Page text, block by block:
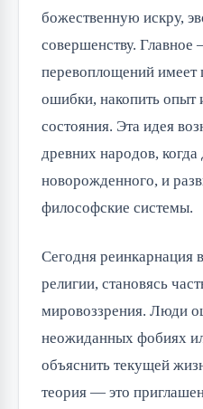
божественную искру,
совершенству. Главное
перевоплощений имеет
ошибки, накопить опыт
состояния. Эта идея
древних народов,
новорожденного, и
философские системы.
Сегодня реинкарнация
религии, становясь
мировоззрения. Люди
неожиданных фобиях
объяснить текущей
теория — это